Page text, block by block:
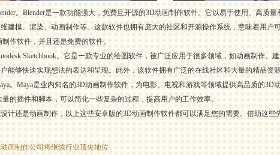
。Blender是一款功能强大，免费且开源的3D动画制作软件。它以易于使用、高质
建模、渲染、动画制作等。这款软件也拥有庞大的社区和开源操作系统，意味着用户
作软件，并且还是免费的软件。
Sketchbook。它是一款专业的绘图软件，被广泛应用于很多领域，如动画制作、
能够快速实现想法的表达和呈现。此外，该软件拥有广泛的在线社区和大量的精品资
。Maya是业内知名的3D动画制作软件，为电影、电视和游戏等领域提供高品质的
量的插件和脚本，可以简化一些复杂的过程，提高用户的工作效率。
计还是动画制作，以上这些安卓版的3D动画制作软件都可以满足您的需要。借助这
画制作公司将继续行业顶尖地位